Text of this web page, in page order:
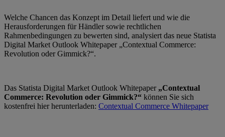
Welche Chancen das Konzept im Detail liefert und wie die
Herausforderungen für Händler sowie rechtlichen
Rahmenbedingungen zu bewerten sind, analysiert das neue Statista
Digital Market Outlook Whitepaper „Contextual Commerce:
Revolution oder Gimmick?“.
Das Statista Digital Market Outlook Whitepaper „Contextual
Commerce: Revolution oder Gimmick?“ können Sie sich
kostenfrei hier herunterladen: Contextual Commerce Whitepaper